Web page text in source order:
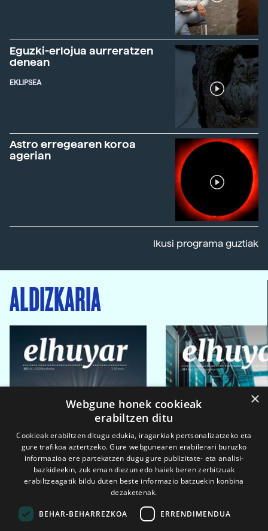
Eguzki-erlojua aurreratzen
denean
EKLIPSEA
Astro erregearen koroa
agerian
Ikusi programa guztiak
ALDIZKARIA
×
Webgune honek cookieak
erabiltzen ditu
Cookieak erabiltzen ditugu edukia, iragarkiak pertsonalizatzeko eta
gure trafikoa aztertzeko. Gure webgunearen erabilerari buruzko
informazioa ere partekatzen dugu gure publizitate- eta analisi-
bazkideekin, zuk eman diezun edo haiek beren zerbitzuak
erabiltzeagatik bildu duten beste informazio batzuekin konbina
dezaketenak.
BEHAR-BEHARREZKOA ERRENDIMENDUA